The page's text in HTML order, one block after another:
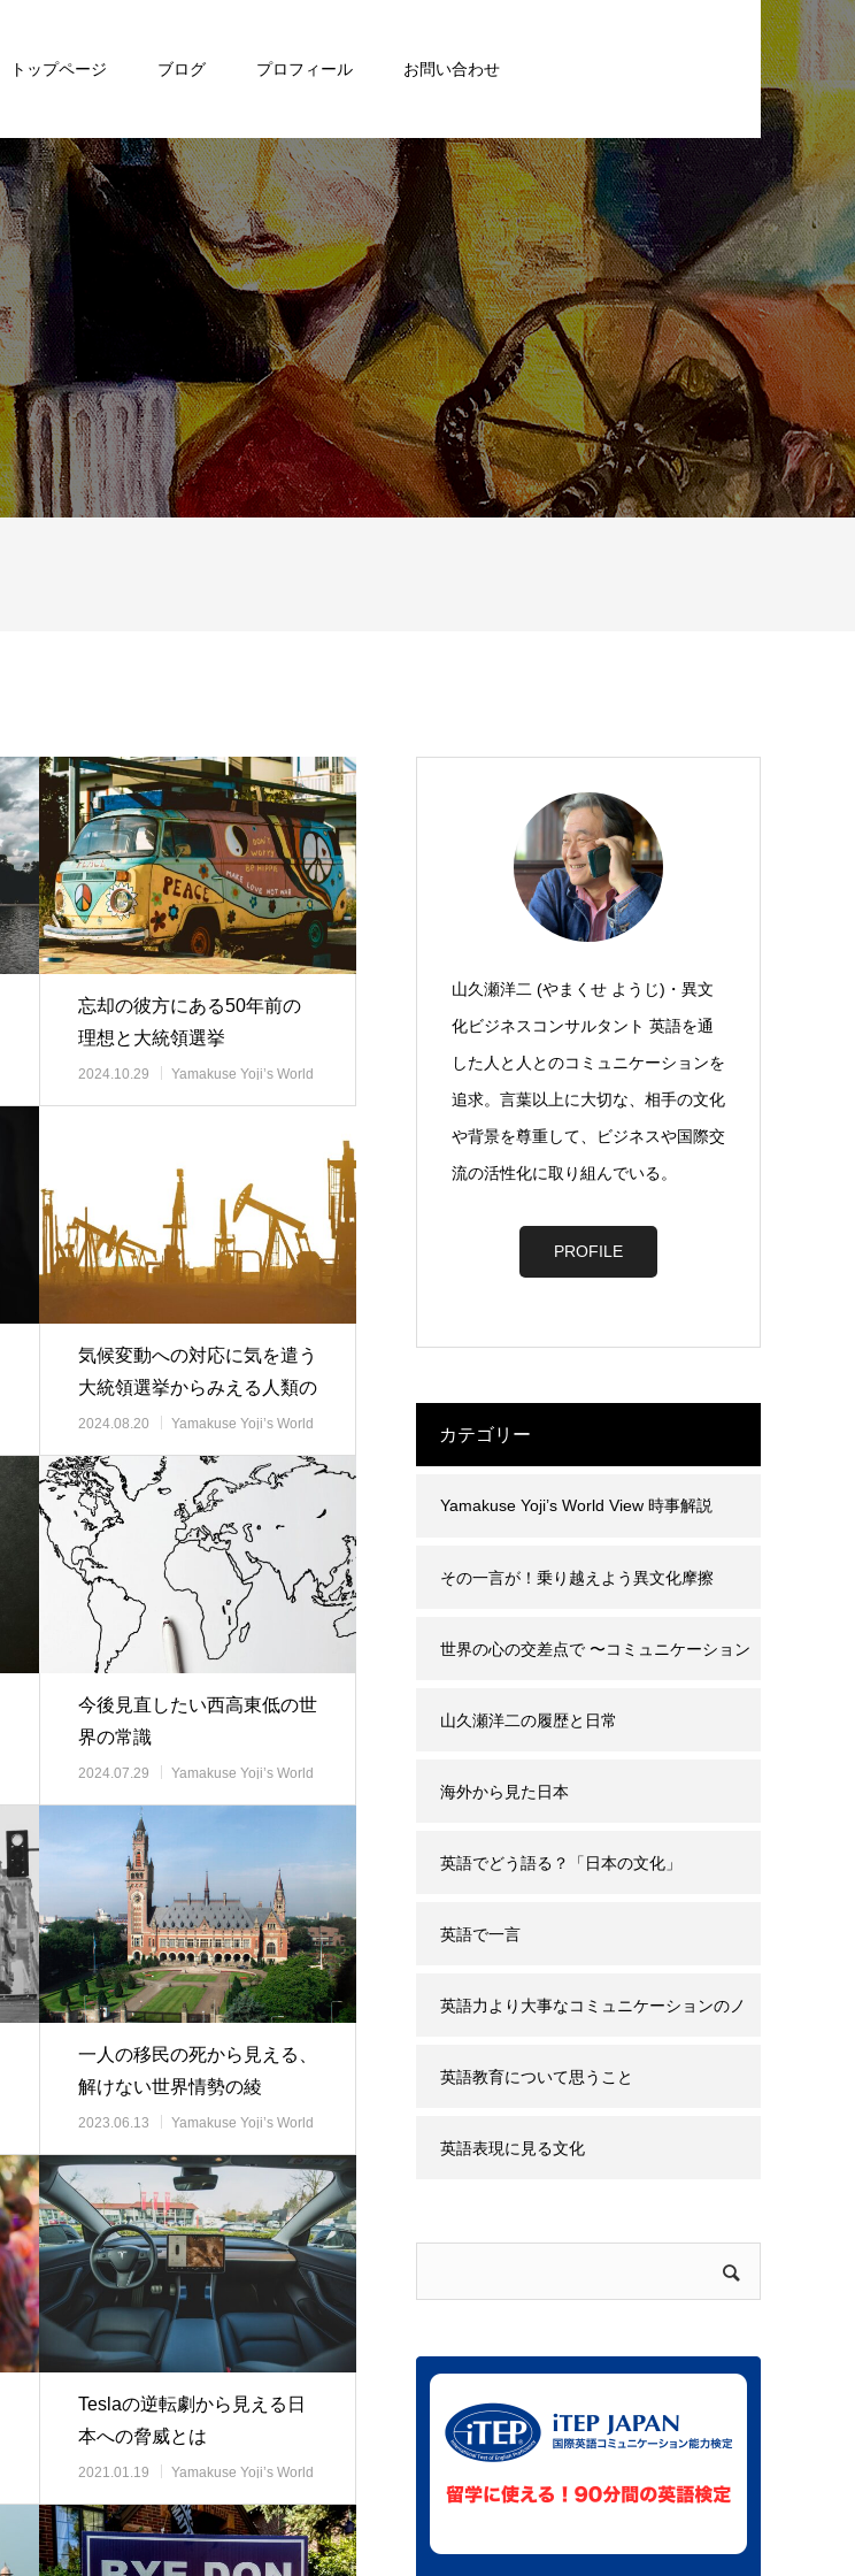
トップページ ブログ プロフィール お問い合わせ
忘却の彼方にある50年前の
理想と大統領選挙
2024.10.29
Yamakuse Yoji’s World
気候変動への対応に気を遣う
大統領選挙からみえる人類の
本音
2024.08.20
Yamakuse Yoji’s World
今後見直したい西高東低の世
界の常識
2024.07.29
Yamakuse Yoji’s World
一人の移民の死から見える、
解けない世界情勢の綾
2023.06.13
Yamakuse Yoji’s World
Teslaの逆転劇から見える日
本への脅威とは
2021.01.19
Yamakuse Yoji’s World
山久瀬洋二 (やまくせ ようじ)・異文
化ビジネスコンサルタント 英語を通
した人と人とのコミュニケーションを
追求。言葉以上に大切な、相手の文化
や背景を尊重して、ビジネスや国際交
流の活性化に取り組んでいる。
PROFILE
カテゴリー
Yamakuse Yoji’s World View 時事解説
その一言が！乗り越えよう異文化摩擦
世界の心の交差点で 〜コミュニケーション
と誤解の背景〜
山久瀬洋二の履歴と日常
海外から見た日本
英語でどう語る？「日本の文化」
英語で一言
英語力より大事なコミュニケーションのノ
ウハウ
英語教育について思うこと
英語表現に見る文化